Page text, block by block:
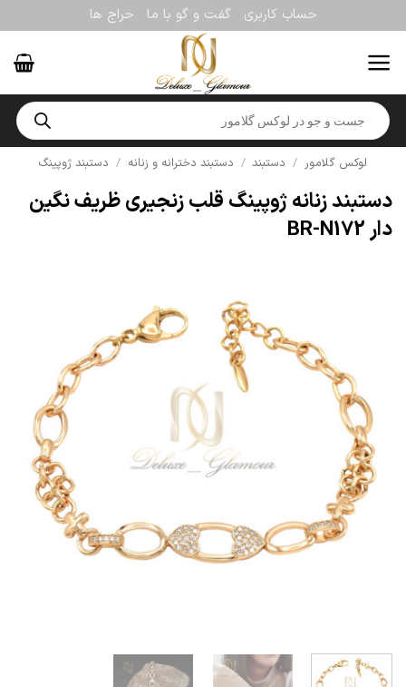
to
content
حساب کاربری گفت و گو با ما حراج ها
Products
search
لوکس گلامور / دستبند / دستبند دخترانه و زنانه / دستبند ژوپینگ
دستبند زنانه ژوپینگ قلب زنجیری ظریف نگین
دار BR-N172